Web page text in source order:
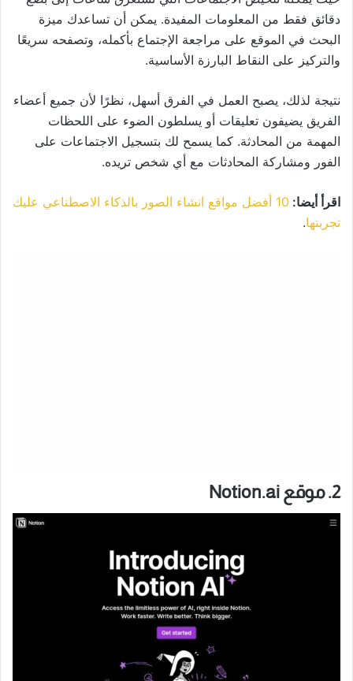
دقائق فقط من المعلومات المفيدة. يمكن أن تساعدك ميزة
البحث في الموقع على مراجعة الإجتماع بأكمله، وتصفحه سريعًا
والتركيز على النقاط البارزة الأساسية.
نتيجة لذلك، يصبح العمل في الفرق أسهل، نظرًا لأن جميع أعضاء
الفريق يضيفون تعليقات أو يسلطون الضوء على اللحظات
المهمة من المحادثة. كما يسمح لك بتسجيل الاجتماعات على
الفور ومشاركة المحادثات مع أي شخص تريده.
اقرأ أيضا:
10 أفضل مواقع انشاء الصور بالذكاء الاصطناعي عليك
تجربتها.
2. موقع Notion.ai